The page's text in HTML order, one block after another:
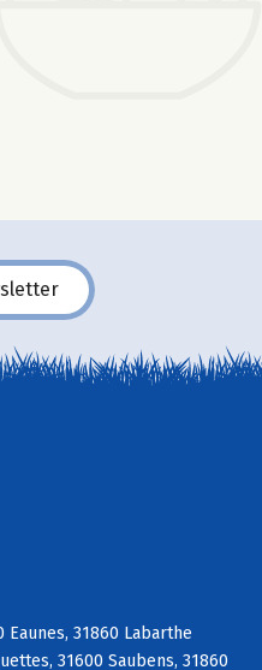
Eaunes, 31860 Labarthe
31600 Saubens, 31860